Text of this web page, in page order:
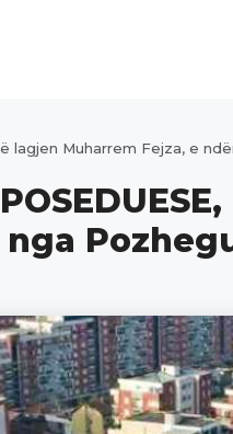
lagjen Muharrem Fejza, e